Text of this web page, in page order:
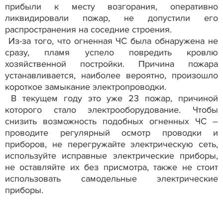
прибыли к месту возгорания, оперативно
ликвидировали пожар, не допустили его
распространения на соседние строения.
Из-за того, что огненная ЧС была обнаружена не
сразу, пламя успело повредить кровлю
хозяйственной постройки. Причина пожара
устанавливается, наиболее вероятно, произошло
короткое замыкание электропроводки.
В текущем году это уже 23 пожар, причиной
которого стало электрооборудование. Чтобы
снизить возможность подобных огненных ЧС –
проводите регулярный осмотр проводки и
приборов, не перегружайте электрическую сеть,
используйте исправные электрические приборы,
не оставляйте их без присмотра, также не стоит
использовать самодельные электрические
приборы.